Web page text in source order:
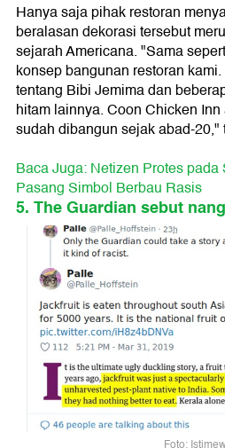
Hanya saja pihak restoran
beralasan dekorasi tersebut
sejarah Americana. "Sama
konsep bangunan restoran
tentang Bibi Jemima dan
hitam lainnya. Coon Chicken
sudah dibangun sejak abad-
Baca Juga: Netizen Protes
Pasang Simbol Berbau Rasis
5. The Guardian sebut
Foto: